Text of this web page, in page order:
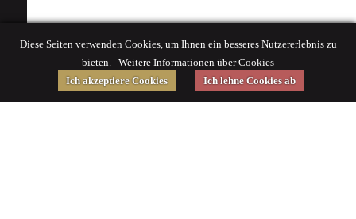
Diese Seiten verwenden Cookies, um Ihnen ein besseres Nutzererlebnis zu
bieten. Weitere Informationen über Cookies
Ich akzeptiere Cookies
Ich lehne Cookies ab